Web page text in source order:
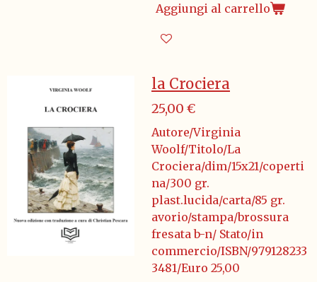
Aggiungi al carrello
la Crociera
25,00 €
Autore/Virginia
Woolf/Titolo/La
Crociera/dim/15x21/coperti
na/300 gr.
plast.lucida/carta/85 gr.
avorio/stampa/brossura
fresata b-n/ Stato/in
commercio/ISBN/979128233
3481/Euro 25,00